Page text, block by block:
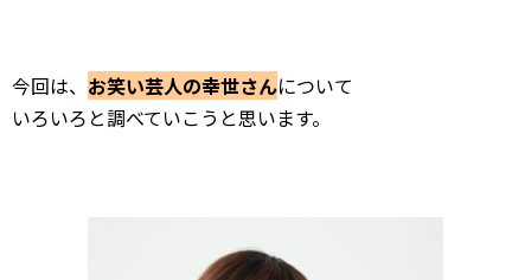
今回は、 お笑い芸人の幸世さんについて
いろいろと調べていこうと思います。